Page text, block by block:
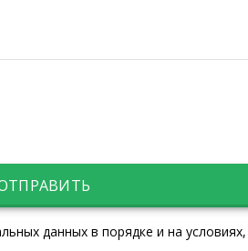
данных в порядке и на